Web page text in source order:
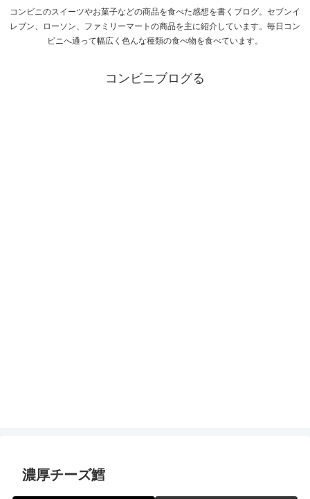
コンビニのスイーツやお菓子などの商品を食べた感想を書くブログ。セブンイ
レブン、ローソン、ファミリーマートの商品を主に紹介しています。毎日コン
ビニへ通って幅広く色んな種類の食べ物を食べています。
コンビニブログる
濃厚チーズ鱈